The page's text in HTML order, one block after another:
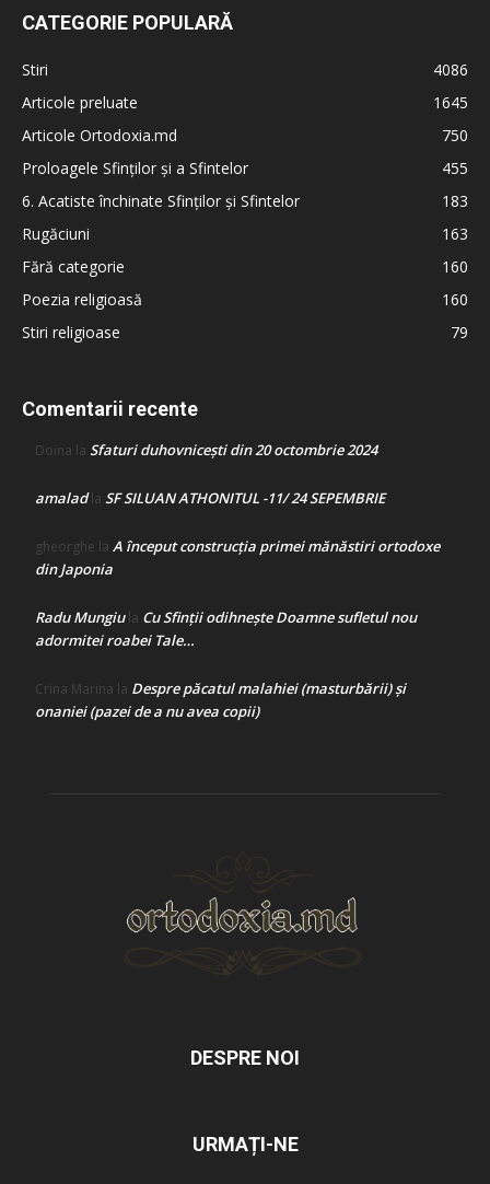
CATEGORIE POPULARĂ
Stiri
4086
Articole preluate
1645
Articole Ortodoxia.md
750
Proloagele Sfinților și a Sfintelor
455
6. Acatiste închinate Sfinților și Sfintelor
183
Rugăciuni
163
Fără categorie
160
Poezia religioasă
160
Stiri religioase
79
Comentarii recente
Doina la Sfaturi duhovnicești din 20 octombrie 2024
amaladla SF SILUAN ATHONITUL -11/ 24 SEPEMBRIE
gheorghe la A început construcţia primei mănăstiri ortodoxe
din Japonia
Radu Mungiula Cu Sfinții odihnește Doamne sufletul nou
adormitei roabei Tale…
Crina Marina la Despre păcatul malahiei (masturbării) şi
onaniei (pazei de a nu avea copii)
DESPRE NOI
URMAȚI-NE